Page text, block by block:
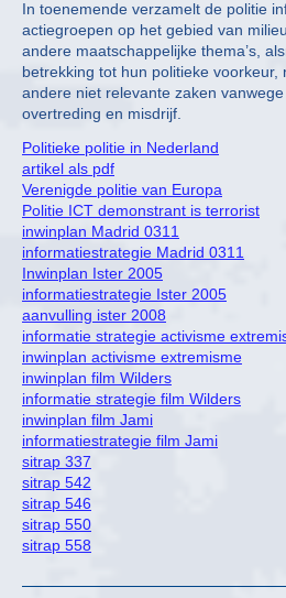
In toenemende verzamelt de politie
actiegroepen op het gebied van
andere maatschappelijke thema’s,
betrekking tot hun politieke voorkeur,
andere niet relevante zaken
overtreding en misdrijf.
Politieke politie in Nederland
artikel als pdf
Verenigde politie van Europa
Politie ICT demonstrant is terrorist
inwinplan Madrid 0311
informatiestrategie Madrid 0311
Inwinplan Ister 2005
informatiestrategie Ister 2005
aanvulling ister 2008
informatie strategie activisme
inwinplan activisme extremisme
inwinplan film Wilders
informatie strategie film Wilders
inwinplan film Jami
informatiestrategie film Jami
sitrap 337
sitrap 542
sitrap 546
sitrap 550
sitrap 558